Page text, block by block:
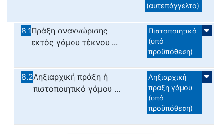
(αυτεπάγγελτο)
8.1Πράξη αναγνώρισης
εκτός γάμου τέκνου ...
Πιστοποιητικό
(υπό
προϋπόθεση)
8.2Ληξιαρχική πράξη ή
πιστοποιητικό γάμου ...
Ληξιαρχική
πράξη γάμου
(υπό
προϋπόθεση)